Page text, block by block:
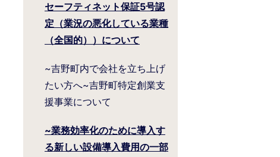
セーフティネット保証5号認
定（業況の悪化している業種
（全国的））について
~吉野町内で会社を立ち上げ
たい方へ~吉野町特定創業支
援事業について
~業務効率化のために導入す
る新しい設備導入費用の一部